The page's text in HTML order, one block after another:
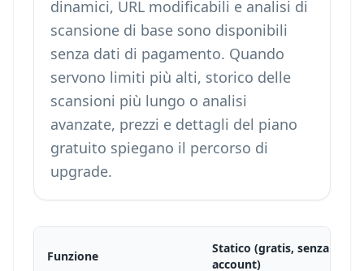
dinamici, URL modificabili e analisi di
scansione di base sono disponibili
senza dati di pagamento. Quando
servono limiti più alti, storico delle
scansioni più lungo o analisi
avanzate, prezzi e dettagli del piano
gratuito spiegano il percorso di
upgrade.
Funzione
Statico (gratis, senza
account)